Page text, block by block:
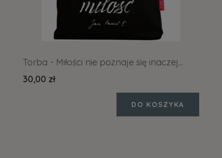
Torba - Miłości nie poznaje się inaczej...
30,00 zł
DO KOSZYKA